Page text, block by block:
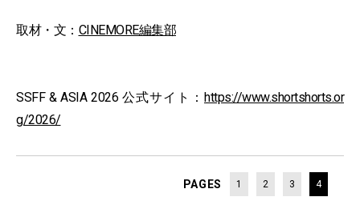
取材・文： CINEMORE編集部
SSFF & ASIA 2026 公式サイト： https://www.shortshorts.or
g/2026/
PAGES 1 2 3 4